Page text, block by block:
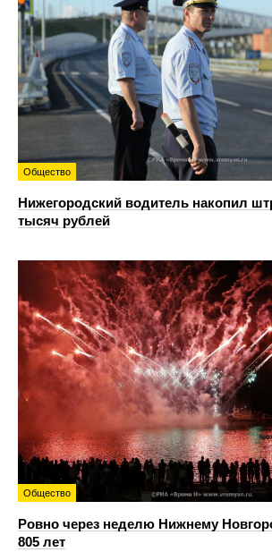
Общество
Нижегородский водитель накопил
тысяч рублей
Общество
Ровно через неделю Нижнему
805 лет